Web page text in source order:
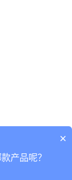
×
产品呢？